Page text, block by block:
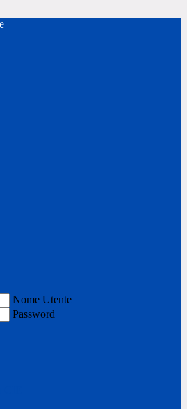
Nome Utente
Password